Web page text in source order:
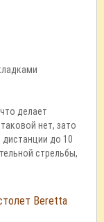
делает
нет, зато
до 10
стрельбы,
Beretta